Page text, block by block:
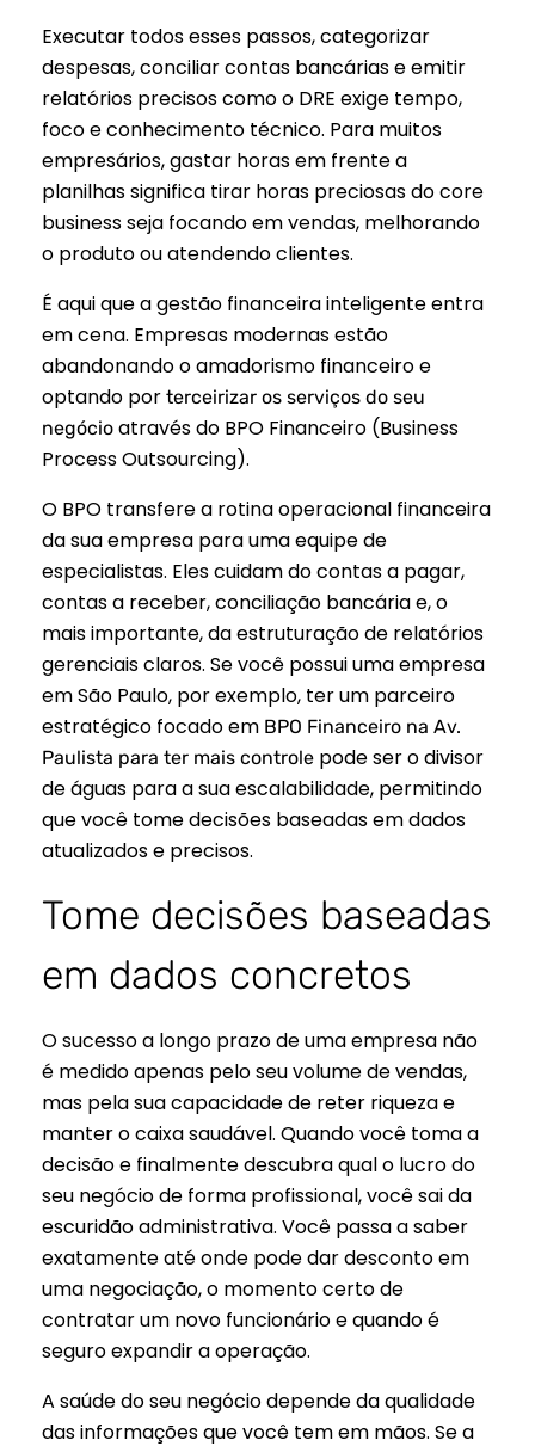
Executar todos esses passos, categorizar
despesas, conciliar contas bancárias e emitir
relatórios precisos como o DRE exige tempo,
foco e conhecimento técnico. Para muitos
empresários, gastar horas em frente a
planilhas significa tirar horas preciosas do core
business seja focando em vendas, melhorando
o produto ou atendendo clientes.
É aqui que a gestão financeira inteligente entra
em cena. Empresas modernas estão
abandonando o amadorismo financeiro e
optando por terceirizar os serviços do seu
negócio através do BPO Financeiro (Business
Process Outsourcing).
O BPO transfere a rotina operacional financeira
da sua empresa para uma equipe de
especialistas. Eles cuidam do contas a pagar,
contas a receber, conciliação bancária e, o
mais importante, da estruturação de relatórios
gerenciais claros. Se você possui uma empresa
em São Paulo, por exemplo, ter um parceiro
estratégico focado em BPO Financeiro na Av.
Paulista para ter mais controle pode ser o divisor
de águas para a sua escalabilidade, permitindo
que você tome decisões baseadas em dados
atualizados e precisos.
Tome decisões baseadas
em dados concretos
O sucesso a longo prazo de uma empresa não
é medido apenas pelo seu volume de vendas,
mas pela sua capacidade de reter riqueza e
manter o caixa saudável. Quando você toma a
decisão e finalmente descubra qual o lucro do
seu negócio de forma profissional, você sai da
escuridão administrativa. Você passa a saber
exatamente até onde pode dar desconto em
uma negociação, o momento certo de
contratar um novo funcionário e quando é
seguro expandir a operação.
A saúde do seu negócio depende da qualidade
das informações que você tem em mãos. Se a